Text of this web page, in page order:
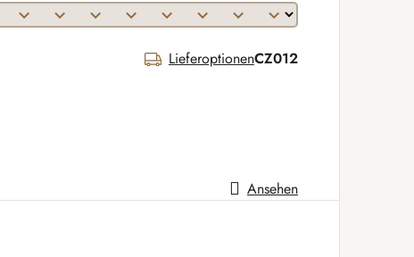
LieferoptionenCZ012
Ansehen